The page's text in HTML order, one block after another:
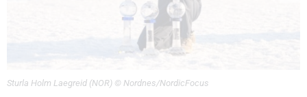
Sturla Holm Laegreid (NOR) © Nordnes/NordicFocus